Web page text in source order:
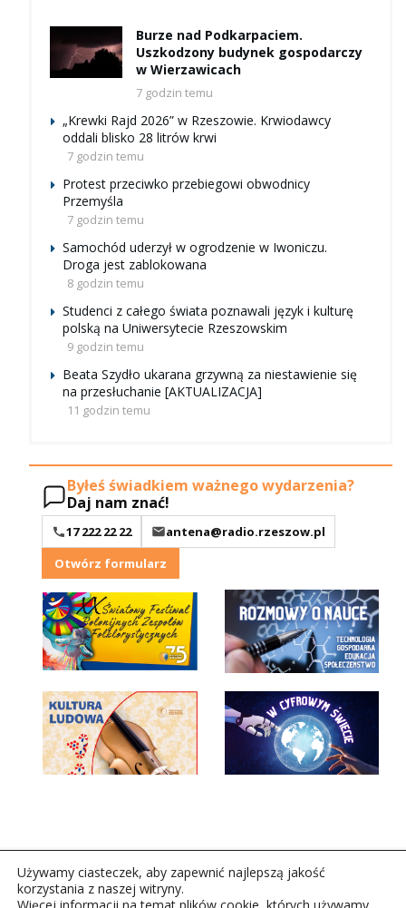
Burze nad Podkarpaciem.
Uszkodzony budynek gospodarczy
w Wierzawicach
7 godzin temu
„Krewki Rajd 2026” w Rzeszowie. Krwiodawcy
oddali blisko 28 litrów krwi
7 godzin temu
Protest przeciwko przebiegowi obwodnicy
Przemyśla
7 godzin temu
Samochód uderzył w ogrodzenie w Iwoniczu.
Droga jest zablokowana
8 godzin temu
Studenci z całego świata poznawali język i kulturę
polską na Uniwersytecie Rzeszowskim
9 godzin temu
Beata Szydło ukarana grzywną za niestawienie się
na przesłuchanie [AKTUALIZACJA]
11 godzin temu
Byłeś świadkiem ważnego wydarzenia?
Daj nam znać!
17 222 22 22
antena@radio.rzeszow.pl
Otwórz formularz
Używamy ciasteczek, aby zapewnić najlepszą jakość
korzystania z naszej witryny.